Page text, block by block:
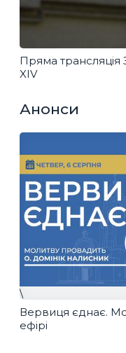
Пряма трансляція
XIV
Анонси
\
Вервиця єднає.
ефірі